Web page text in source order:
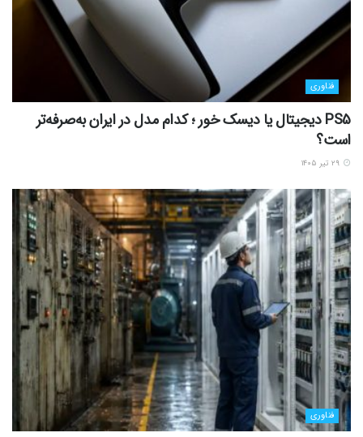
فناوری
PS5 دیجیتال یا دیسک خور ؛ کدام مدل در ایران به‌صرفه‌تر
است؟
فناوری